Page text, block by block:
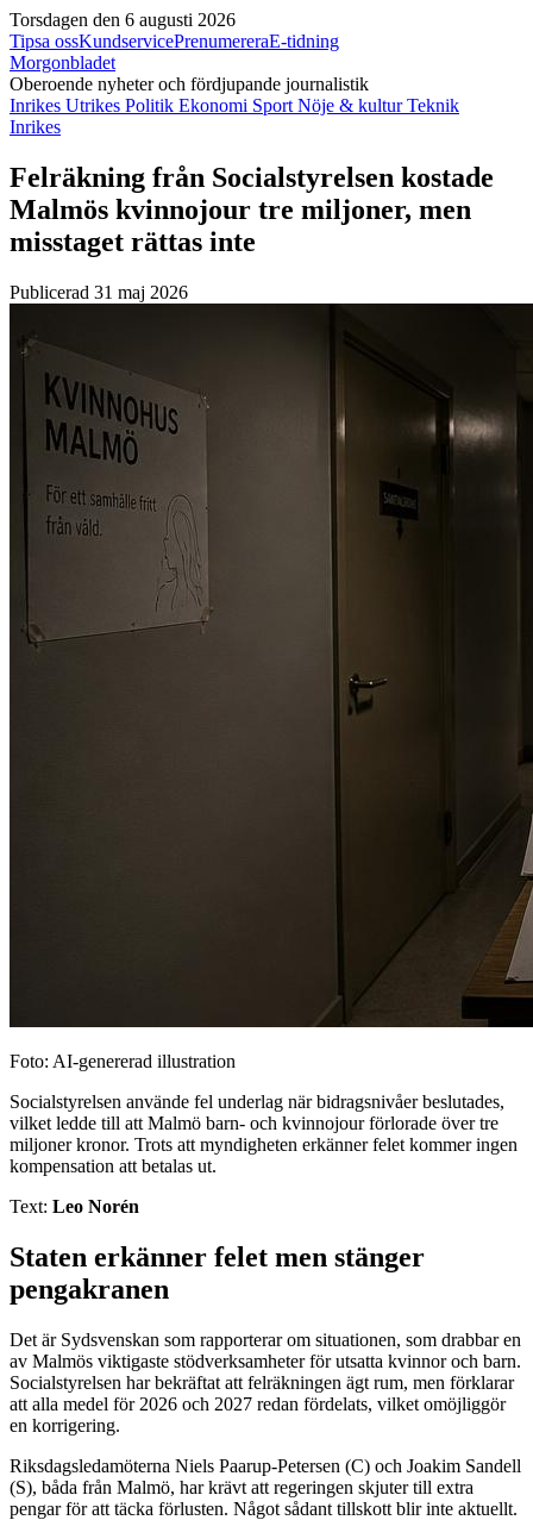
Torsdagen den 6 augusti 2026
Tipsa ossKundservicePrenumereraE-tidning
Morgonbladet
Oberoende nyheter och fördjupande journalistik
Inrikes Utrikes Politik Ekonomi Sport Nöje & kulturTeknik
Inrikes
Felräkning från Socialstyrelsen kostade
Malmös kvinnojour tre miljoner, men
misstaget rättas inte
Publicerad 31 maj 2026
Foto: AI-genererad illustration
Socialstyrelsen använde fel underlag när bidragsnivåer beslutades,
vilket ledde till att Malmö barn- och kvinnojour förlorade över tre
miljoner kronor. Trots att myndigheten erkänner felet kommer ingen
kompensation att betalas ut.
Text: Leo Norén
Staten erkänner felet men stänger
pengakranen
Det är Sydsvenskan som rapporterar om situationen, som drabbar en
av Malmös viktigaste stödverksamheter för utsatta kvinnor och barn.
Socialstyrelsen har bekräftat att felräkningen ägt rum, men förklarar
att alla medel för 2026 och 2027 redan fördelats, vilket omöjliggör
en korrigering.
Riksdagsledamöterna Niels Paarup-Petersen (C) och Joakim Sandell
(S), båda från Malmö, har krävt att regeringen skjuter till extra
pengar för att täcka förlusten. Något sådant tillskott blir inte aktuellt.